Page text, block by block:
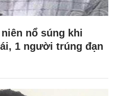
nổ súng khi
1 người trúng đạn